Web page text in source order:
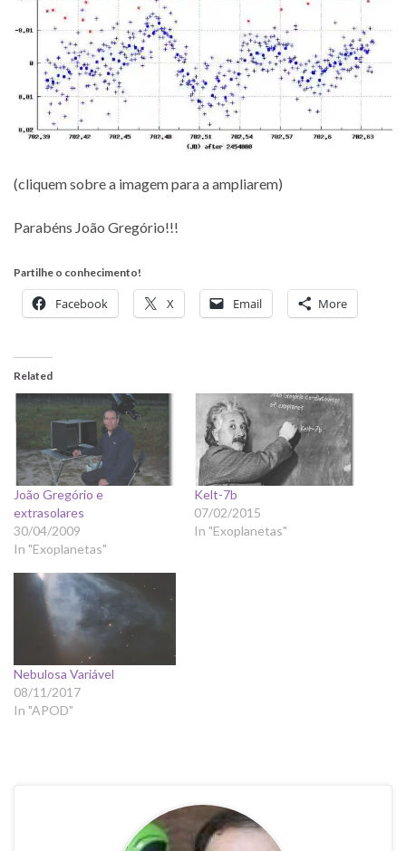
(cliquem sobre a imagem para a ampliarem)
Parabéns João Gregório!!!
Partilhe o conhecimento!
Facebook X Email More
Related
João Gregório e
extrasolares
30/04/2009
In "Exoplanetas"
Kelt-7b
07/02/2015
In "Exoplanetas"
Nebulosa Variável
08/11/2017
In "APOD"